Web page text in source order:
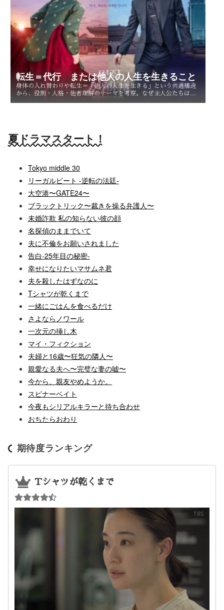
転生＝代行 または他人の人生を生きること
身体の入れ替わりや転生＝「他人の人生を生きる」という共通構造
から、役割・人格・他者理解のテーマを考察。なぜ主人公たちは他
夏ドラマスタート！
Tokyo middle 30
リーガルビート -逆転の法廷-
大空港〜GATE24〜
ブラックトリック〜裁きを操る弁護人〜
未婚詐欺 私の知らない彼の顔
名探偵のままでいて
夫に不倫をお願いされました
告白-25年目の秘密-
幸せになりたいマサムネ君
夫を殺したはずなのに
Tシャツが乾くまで
一緒にごはんを食べるだけ
さよならノワール
一次元の挿し木
マイ・フィクション
夫婦と16歳〜狂気の隣人〜
親愛なる夫へ〜完璧な妻の嘘〜
今から、親友やめようか。
スピナーベイト
今夜もシリアルキラーと待ち合わせ
おちたらおわり
期待度ランキング
Tシャツが乾くまで